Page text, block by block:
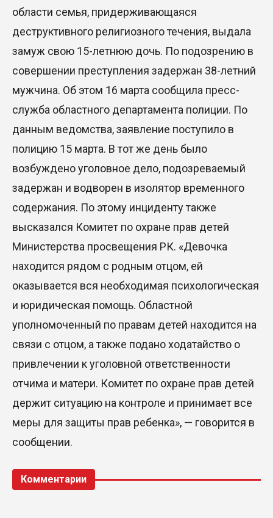
области семья, придерживающаяся
деструктивного религиозного течения, выдала
замуж свою 15-летнюю дочь. По подозрению в
совершении преступления задержан 38-летний
мужчина. Об этом 16 марта сообщила пресс-
служба областного департамента полиции. По
данным ведомства, заявление поступило в
полицию 15 марта. В тот же день было
возбуждено уголовное дело, подозреваемый
задержан и водворен в изолятор временного
содержания. По этому инциденту также
высказался Комитет по охране прав детей
Министерства просвещения РК. «Девочка
находится рядом с родным отцом, ей
оказывается вся необходимая психологическая
и юридическая помощь. Областной
уполномоченный по правам детей находится на
связи с отцом, а также подано ходатайство о
привлечении к уголовной ответственности
отчима и матери. Комитет по охране прав детей
держит ситуацию на контроле и принимает все
меры для защиты прав ребенка», — говорится в
сообщении.
Комментарии